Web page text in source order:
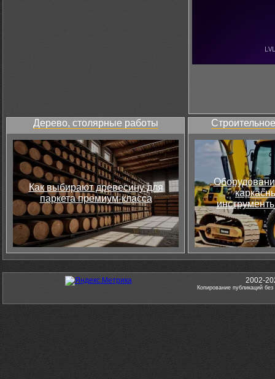
Дерево, столярные работы
Как выбирают древесину для
паркета премиум-класса
2002-
Копирование публикаций